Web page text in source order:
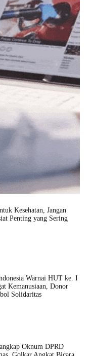
Kesehatan, Jangan
Penting yang Sering
Warnai HUT ke. I
Kemanusiaan, Donor
Solidaritas
Oknum DPRD